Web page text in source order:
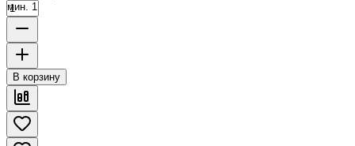
мин. 1
В корзину